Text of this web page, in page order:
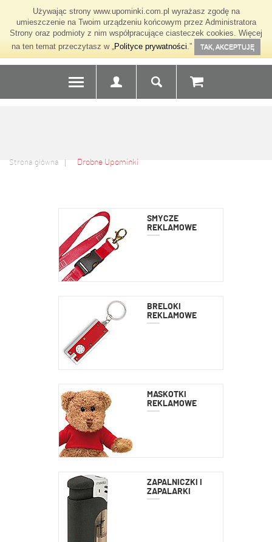
Używając strony www.upominki.com.pl wyrażasz zgodę na
umieszczenie na Twoim urządzeniu końcowym przez Administratora
Strony oraz podmioty z nim współpracujące ciasteczek cookies. Więcej
na ten temat przeczytasz w „Polityce prywatności.” TAK, AKCEPTUJĘ
Strona główna Drobne Upominki
SMYCZE
REKLAMOWE
BRELOKI
REKLAMOWE
MASKOTKI
REKLAMOWE
ZAPALNICZKI I
ZAPALARKI